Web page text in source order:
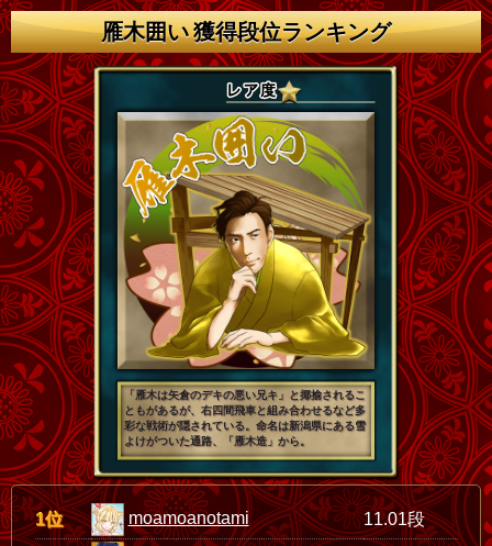
雁木囲い 獲得段位ランキング
「雁木は矢倉のデキの悪い兄キ」と揶揄されるこ
ともがあるが、右四間飛車と組み合わせるなど多
彩な戦術が隠されている。命名は新潟県にある雪
よけがついた通路、「雁木造」から。
1位 moamoanotami 11.01段